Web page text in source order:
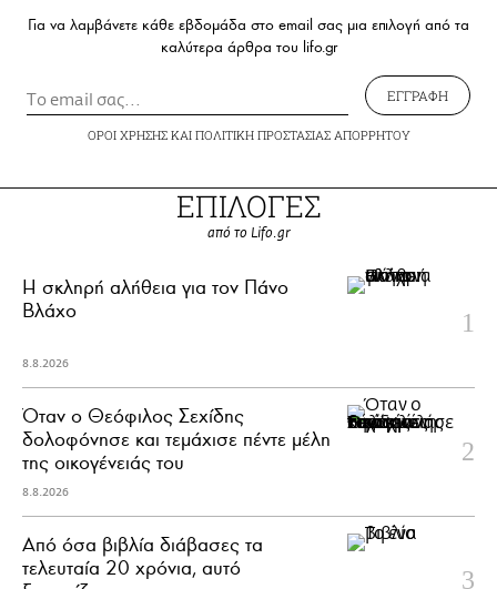
Για να λαμβάνετε κάθε εβδομάδα στο email σας μια επιλογή από τα
καλύτερα άρθρα του lifo.gr
ΕΓΓΡΑΦΗ
ΟΡΟΙ ΧΡΗΣΗΣΚΑΙ ΠΟΛΙΤΙΚΗ ΠΡΟΣΤΑΣΙΑΣ ΑΠΟΡΡΗΤΟΥ
ΕΠΙΛΟΓΕΣ
από το Lifo.gr
H σκληρή αλήθεια για τον Πάνο
Βλάχο
8.8.2026
Όταν ο Θεόφιλος Σεχίδης
δολοφόνησε και τεμάχισε πέντε μέλη
της οικογένειάς του
8.8.2026
Από όσα βιβλία διάβασες τα
τελευταία 20 χρόνια, αυτό